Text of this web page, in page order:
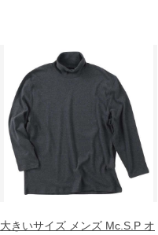
大きいサイズ メンズ Mc.S.P オ